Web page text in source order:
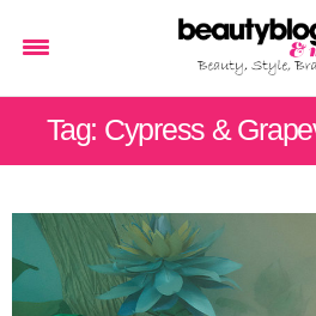
Tag: Cypress &